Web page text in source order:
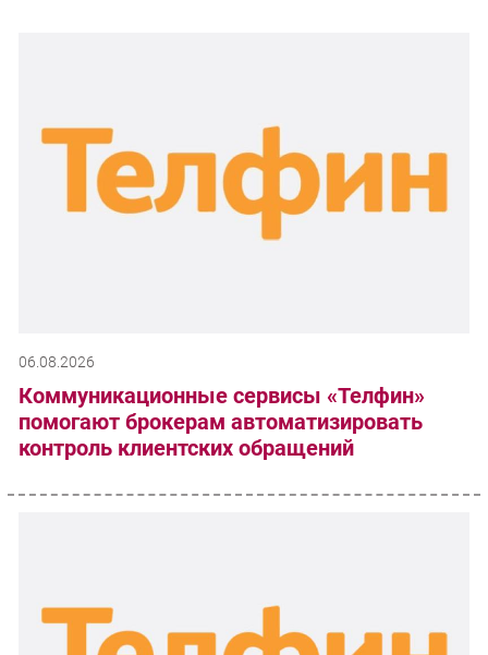
06.08.2026
Коммуникационные сервисы «Телфин»
помогают брокерам автоматизировать
контроль клиентских обращений